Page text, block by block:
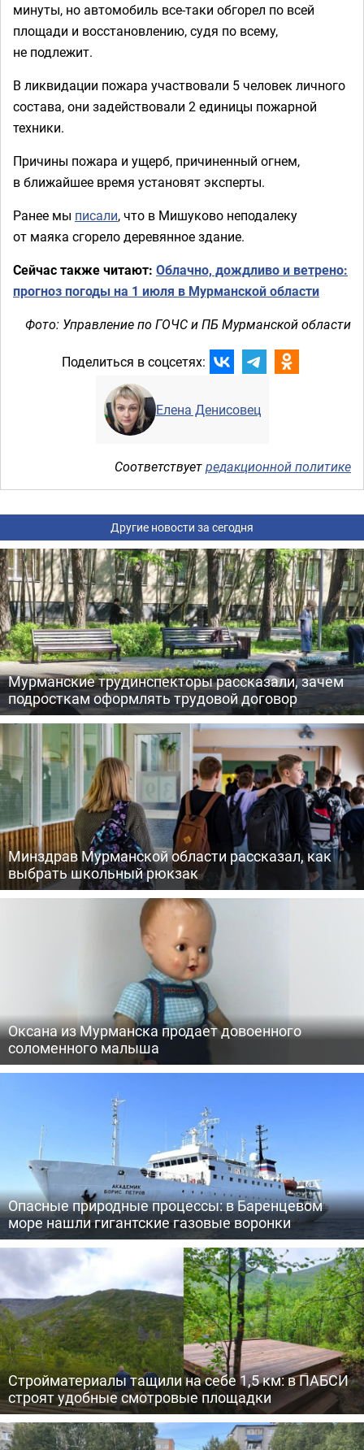
минуты, но автомобиль все-таки обгорел по всей
площади и восстановлению, судя по всему,
не подлежит.
В ликвидации пожара участвовали 5 человек личного
состава, они задействовали 2 единицы пожарной
техники.
Причины пожара и ущерб, причиненный огнем,
в ближайшее время установят эксперты.
Ранее мы писали, что в Мишуково неподалеку
от маяка сгорело деревянное здание.
Сейчас также читают: Облачно, дождливо и ветрено:
прогноз погоды на 1 июля в Мурманской области
Фото: Управление по ГОЧС и ПБ Мурманской области
Поделиться в соцсетях:
Елена Денисовец
Соответствуетредакционной политике
Другие новости за сегодня
Мурманские трудинспекторы рассказали, зачем
подросткам оформлять трудовой договор
Минздрав Мурманской области рассказал, как
выбрать школьный рюкзак
Оксана из Мурманска продает довоенного
соломенного малыша
Опасные природные процессы: в Баренцевом
море нашли гигантские газовые воронки
Стройматериалы тащили на себе 1,5 км: в ПАБСИ
строят удобные смотровые площадки